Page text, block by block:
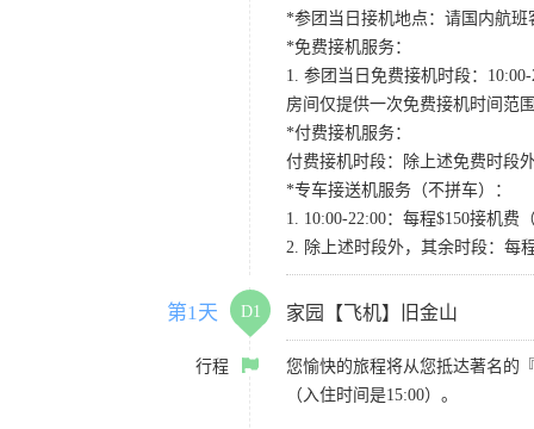
*参团当日接机地点：请国内航班
*免费接机服务：
1. 参团当日免费接机时段：
房间仅提供一次免费接机时间范
*付费接机服务：
付费接机时段：除上述免费时段
*专车接送机服务（不拼车）：
1. 10:00-22:00：每程$150接机
2. 除上述时段外，其余时段：每
第1天 D1 家园【飞机】旧金山
行程
您愉快的旅程将从您抵达著名的
（入住时间是15:00）。